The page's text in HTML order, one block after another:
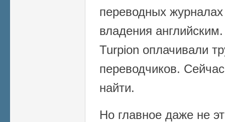
переводных журналах
владения
Turpion оплачивали
переводчиков.
найти.
Но главное даже не